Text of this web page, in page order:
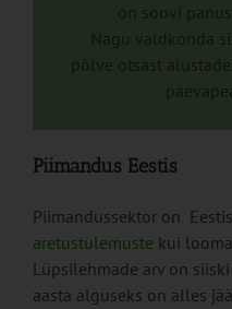
on soovi
Nagu valdkonda
põlve otsast
Piimandus Eestis
Piimandussektor on
aretustulemuste kui
Lüpsilehmade arv on
aasta alguseks on alles